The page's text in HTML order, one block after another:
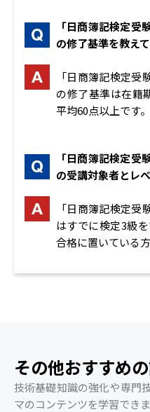
「日商簿記検定受
の修了基準を教えて
「日商簿記検定受
の修了基準は在籍
平均60点以上です。
「日商簿記検定受
の受講対象者とレ
「日商簿記検定受
はすでに検定3級
合格に置いている
その他おすすめ
技術基礎知識の強化や専門
マのコンテンツを学習できま